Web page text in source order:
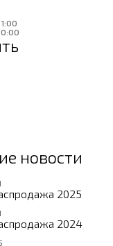
новости
2025
2024